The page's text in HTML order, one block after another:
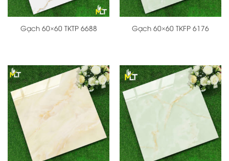
Gạch 60×60 TKTP 6688 Gạch 60×60 TKFP 6176